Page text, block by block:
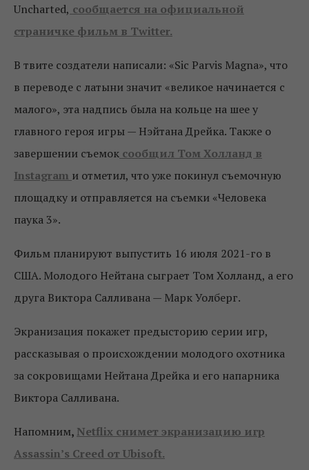
Uncharted, сообщается на официальной
страничке фильм в Twitter.
В твите создатели написали: «Sic Parvis Magna», что
в переводе с латыни значит «великое начинается с
малого», эта надпись была на кольце на шее у
главного героя игры — Нэйтана Дрейка. Также о
завершении съемок сообщил Том Холланд в
Instagram и отметил, что уже покинул съемочную
площадку и отправляется на съемки «Человека
паука 3».
Фильм планируют выпустить 16 июля 2021-го в
США. Молодого Нейтана сыграет Том Холланд, а его
друга Виктора Салливана — Марк Уолберг.
Экранизация покажет предысторию серии игр,
рассказывая о происхождении молодого охотника
за сокровищами Нейтана Дрейка и его напарника
Виктора Салливана.
Напомним, Netflix снимет экранизацию игр
Assassin’s Creed от Ubisoft.